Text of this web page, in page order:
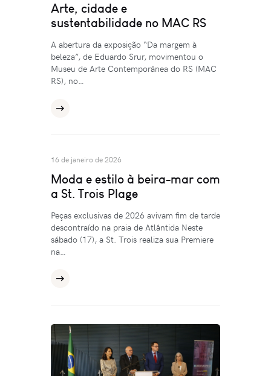
Arte, cidade e
sustentabilidade no MAC RS
A abertura da exposição “Da margem à
beleza”, de Eduardo Srur, movimentou o
Museu de Arte Contemporânea do RS (MAC
RS), no…
16 de janeiro de 2026
Moda e estilo à beira-mar com
a St. Trois Plage
Peças exclusivas de 2026 avivam fim de tarde
descontraído na praia de Atlântida Neste
sábado (17), a St. Trois realiza sua Premiere
na…